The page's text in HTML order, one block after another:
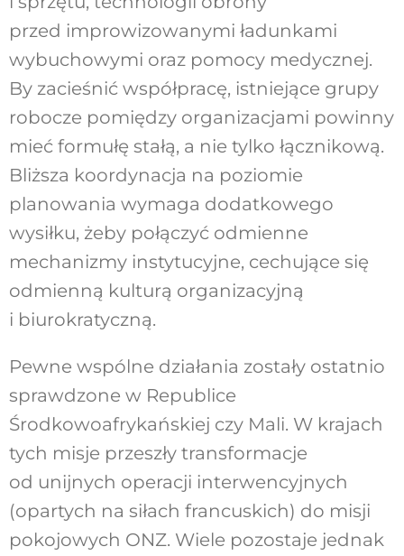
przed improwizowanymi ładunkami
wybuchowymi oraz pomocy medycznej.
By zacieśnić współpracę, istniejące grupy
robocze pomiędzy organizacjami powinny
mieć formułę stałą, a nie tylko łącznikową.
Bliższa koordynacja na poziomie
planowania wymaga dodatkowego
wysiłku, żeby połączyć odmienne
mechanizmy instytucyjne, cechujące się
odmienną kulturą organizacyjną
i biurokratyczną.
Pewne wspólne działania zostały ostatnio
sprawdzone w Republice
Środkowoafrykańskiej czy Mali. W krajach
tych misje przeszły transformacje
od unijnych operacji interwencyjnych
(opartych na siłach francuskich) do misji
pokojowych ONZ. Wiele pozostaje jednak